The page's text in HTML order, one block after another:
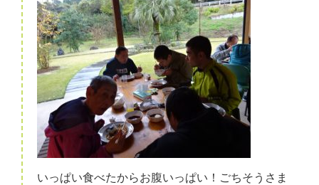
いっぱい食べたからお腹いっぱい！ごちそうさま